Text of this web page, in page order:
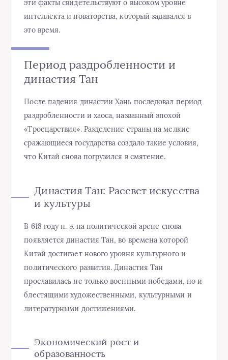
эти факты свидетельствуют о высоком уровне
интеллекта и новаторства, который задавался в
это время.
Период раздробленности и
династия Тан
После падения династии Хань последовал период
раздробленности и хаоса, названный эпохой
«Троецарствия». Разделение страны на мелкие
сражающиеся государства создало такие условия,
что Китай снова погрузился в смятение.
Династия Тан: Рассвет искусства
и культуры
В 618 году н. э. на политической арене снова
появляется династия Тан, во времена которой
Китай достигает нового уровня культурного и
политического развития. Династия Тан
прославилась не только военными победами, но и
блестящими художественными, культурными и
литературными достижениями.
Экономический рост и
образованность